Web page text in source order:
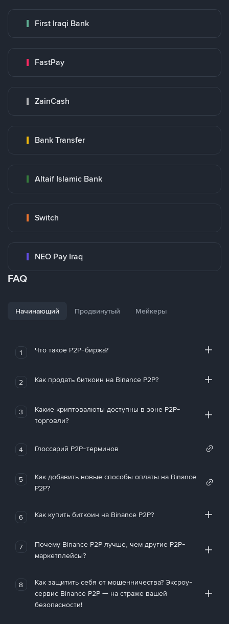
First Iraqi Bank
FastPay
ZainCash
Bank Transfer
Altaif Islamic Bank
Switch
NEO Pay Iraq
FAQ
Начинающий Продвинутый Мейкеры
1 Что такое P2P-биржа?
2 Как продать биткоин на Binance P2P?
3
Какие криптовалюты доступны в зоне P2P-
торговли?
4 Глоссарий P2P-терминов
5
Как добавить новые способы оплаты на Binance
P2P?
6 Как купить биткоин на Binance P2P?
7
Почему Binance P2P лучше, чем другие P2P-
маркетплейсы?
8
Как защитить себя от мошенничества? Эксроу-
сервис Binance P2P — на страже вашей
безопасности!